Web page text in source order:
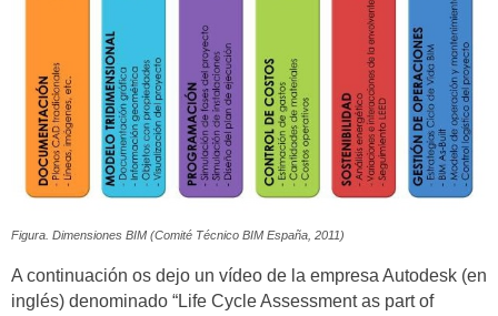
Figura. Dimensiones BIM (Comité Técnico BIM España, 2011)
A continuación os dejo un vídeo de la empresa Autodesk (en
inglés) denominado “Life Cycle Assessment as part of